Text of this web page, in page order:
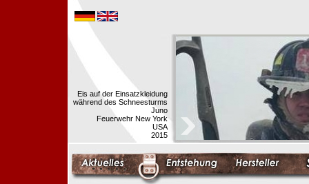
Eis auf der Einsatzkleidung
während des Schneesturms
Juno
Feuerwehr New York
USA
2015